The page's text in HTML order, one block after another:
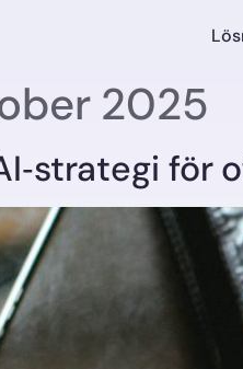
2025
för